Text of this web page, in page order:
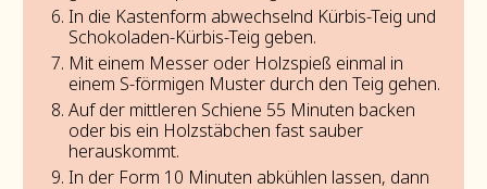
In die Kastenform abwechselnd Kürbis-Teig und
Schokoladen-Kürbis-Teig geben.
Mit einem Messer oder Holzspieß einmal in
einem S-förmigen Muster durch den Teig gehen.
Auf der mittleren Schiene 55 Minuten backen
oder bis ein Holzstäbchen fast sauber
herauskommt.
In der Form 10 Minuten abkühlen lassen, dann